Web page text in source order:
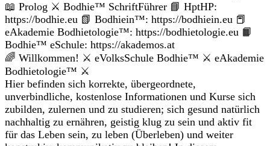
📖 Prolog ⚔ Bodhie™ SchriftFührer 📘 HptHP:
https://bodhie.eu 📗 Bodhiein™: https://bodhiein.eu 📕
eAkademie Bodhietologie™: https://bodhietologie.eu 📙
Bodhie™ eSchule: https://akademos.at
🌈 Willkommen! ⚔ eVolksSchule Bodhie™ ⚔ eAkademie
Bodhietologie™ ⚔
Hier befinden sich korrekte, übergeordnete,
unverbindliche, kostenlose Informationen und Kurse sich
zubilden, zulernen und zu studieren; sich gesund natürlich
nachhaltig zu ernähren, geistig klug zu sein und aktiv fit
für das Leben sein, zu leben (Überleben) und weiter